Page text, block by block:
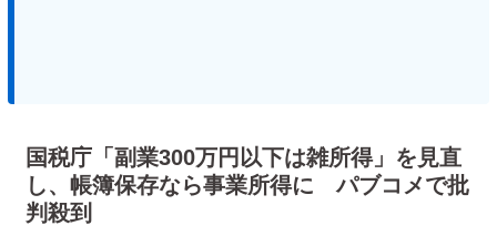
国税庁「副業300万円以下は雑所得」を見直
し、帳簿保存なら事業所得に パブコメで批
判殺到